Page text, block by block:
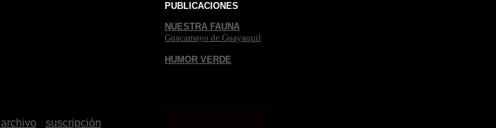
archivo suscripción
PUBLICACIONES
NUESTRA FAUNA
Guacamayo de Guayaquil
HUMOR VERDE